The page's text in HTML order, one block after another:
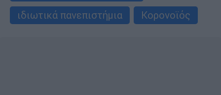
ιδιωτικά πανεπιστήμια Κορονοϊός